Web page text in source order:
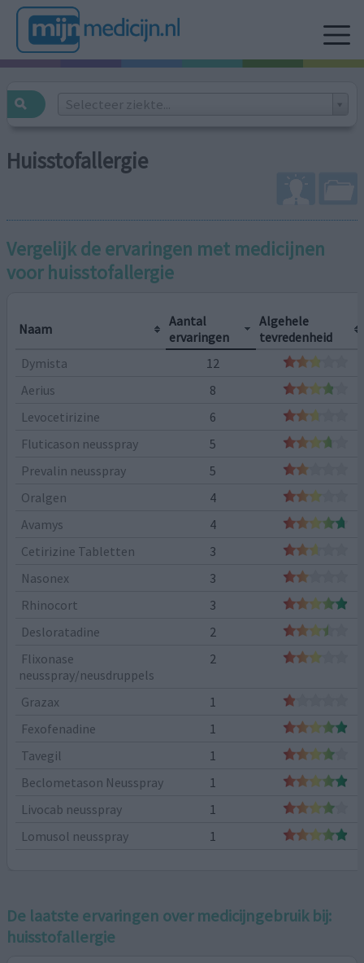
Selecteer ziekte...
Huisstofallergie
Vergelijk de ervaringen met medicijnen
voor huisstofallergie
Naam
Aantal
ervaringen
Algehele
tevredenheid
Dymista
12
Aerius
8
Levocetirizine
6
Fluticason neusspray
5
Prevalin neusspray
5
Oralgen
4
Avamys
4
Cetirizine Tabletten
3
Nasonex
3
Rhinocort
3
Desloratadine
2
Flixonase
neusspray/neusdruppels
2
Grazax
1
Fexofenadine
1
Tavegil
1
Beclometason Neusspray
1
Livocab neusspray
1
Lomusol neusspray
1
De laatste ervaringen over medicijngebruik bij:
huisstofallergie